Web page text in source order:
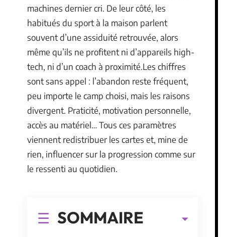
machines dernier cri. De leur côté, les
habitués du sport à la maison parlent
souvent d’une assiduité retrouvée, alors
même qu’ils ne profitent ni d’appareils high-
tech, ni d’un coach à proximité.Les chiffres
sont sans appel : l’abandon reste fréquent,
peu importe le camp choisi, mais les raisons
divergent. Praticité, motivation personnelle,
accès au matériel… Tous ces paramètres
viennent redistribuer les cartes et, mine de
rien, influencer sur la progression comme sur
le ressenti au quotidien.
SOMMAIRE